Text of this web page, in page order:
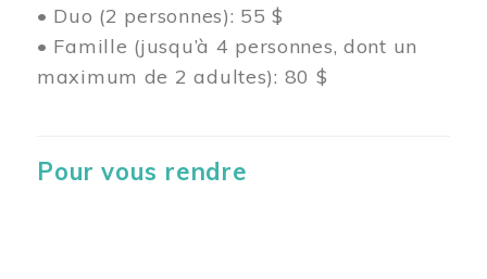
• Duo (2 personnes): 55 $
• Famille (jusqu’à 4 personnes, dont un
maximum de 2 adultes): 80 $
Pour vous rendre